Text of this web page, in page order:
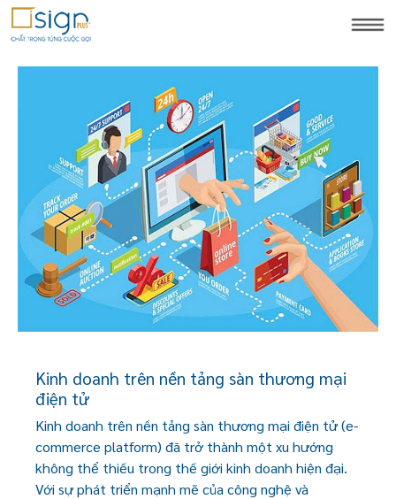
Kinh doanh trên nền tảng sàn thương mại
điện tử
Kinh doanh trên nền tảng sàn thương mại điện tử (e-
commerce platform) đã trở thành một xu hướng
không thể thiếu trong thế giới kinh doanh hiện đại.
Với sự phát triển mạnh mẽ của công nghệ và